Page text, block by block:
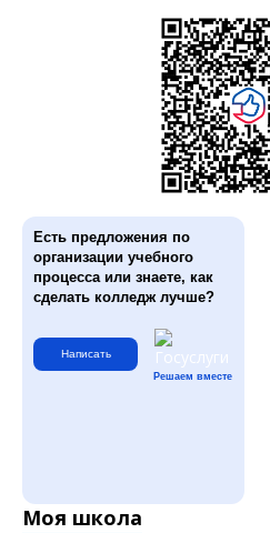
Есть предложения по
организации учебного
процесса или знаете, как
сделать колледж лучше?
Написать
Решаем вместе
Моя школа